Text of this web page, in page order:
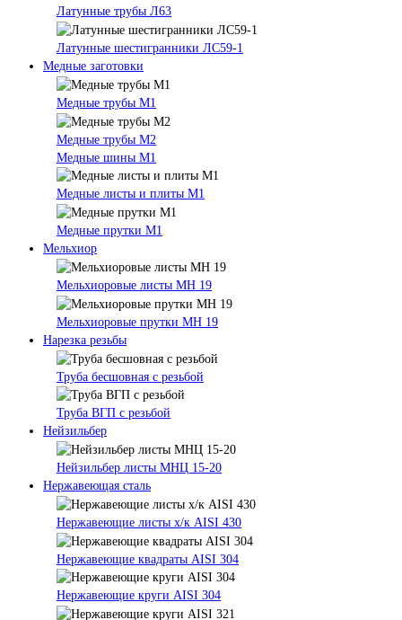
Латунные трубы Л63
Латунные шестигранники ЛС59-1
Медные заготовки
Медные трубы М1
Медные трубы М2
Медные шины М1
Медные листы и плиты М1
Медные прутки М1
Мельхиор
Мельхиоровые листы МН 19
Мельхиоровые прутки МН 19
Нарезка резьбы
Труба бесшовная с резьбой
Труба ВГП с резьбой
Нейзильбер
Нейзильбер листы МНЦ 15-20
Нержавеющая сталь
Нержавеющие листы х/к AISI 430
Нержавеющие квадраты AISI 304
Нержавеющие круги AISI 304